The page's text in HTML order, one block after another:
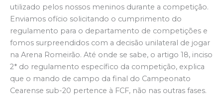
utilizado pelos nossos meninos durante a competição.
Enviamos ofício solicitando o cumprimento do
regulamento para o departamento de competições e
fomos surpreendidos com a decisão unilateral de jogar
na Arena Romeirão. Até onde se sabe, o artigo 18, inciso
2* do regulamento específico da competição, explica
que o mando de campo da final do Campeonato
Cearense sub-20 pertence à FCF, não nas outras fases.